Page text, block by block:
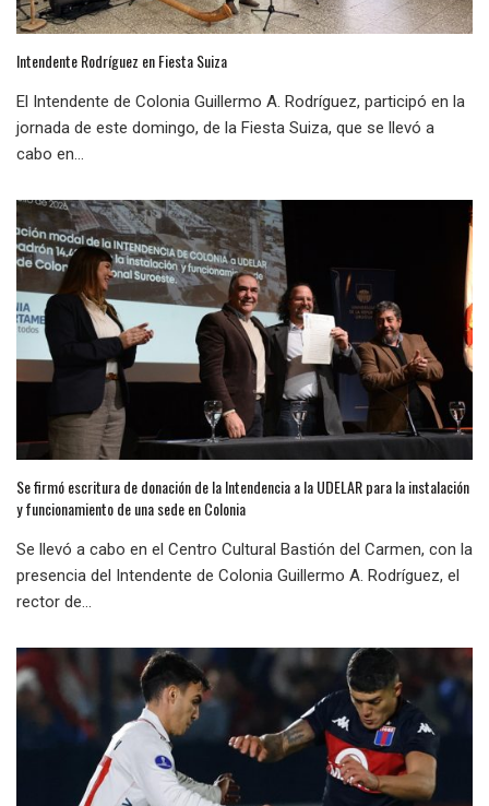
Intendente Rodríguez en Fiesta Suiza
El Intendente de Colonia Guillermo A. Rodríguez, participó en la
jornada de este domingo, de la Fiesta Suiza, que se llevó a
cabo en...
Se firmó escritura de donación de la Intendencia a la UDELAR para la instalación
y funcionamiento de una sede en Colonia
Se llevó a cabo en el Centro Cultural Bastión del Carmen, con la
presencia del Intendente de Colonia Guillermo A. Rodríguez, el
rector de...